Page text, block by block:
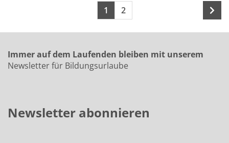
Seiten blättern
1 2
Immer auf dem Laufenden bleiben mit unserem
Newsletter für Bildungsurlaube
Newsletter abonnieren